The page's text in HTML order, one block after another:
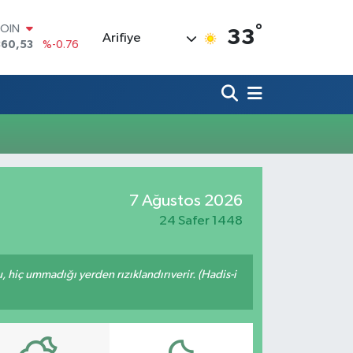
%-0.76
%0.17
ALTIN
Arifiye 33°
7 Ağustos 2026
24 Safer 1448
ummadığı yerden rızıklandırıverir. (Hadis-i